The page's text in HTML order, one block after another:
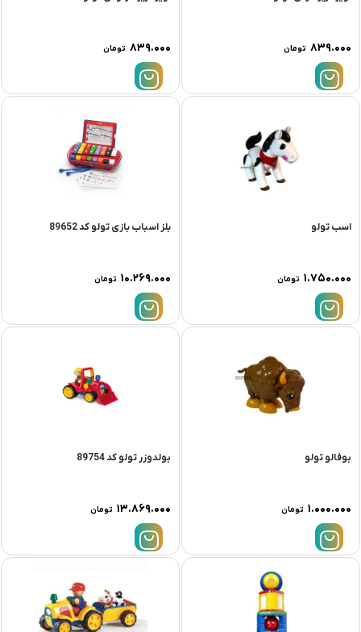
۸۳۹.۰۰۰ تومان ۸۳۹.۰۰۰ تومان
اسب تولو
۱.۷۵۰.۰۰۰ تومان
بلز اسباب بازی تولو کد 89652
۱۰.۲۶۹.۰۰۰ تومان
بوفالو تولو
۱.۰۰۰.۰۰۰ تومان
بولدوزر تولو کد 89754
۱۳.۸۶۹.۰۰۰ تومان